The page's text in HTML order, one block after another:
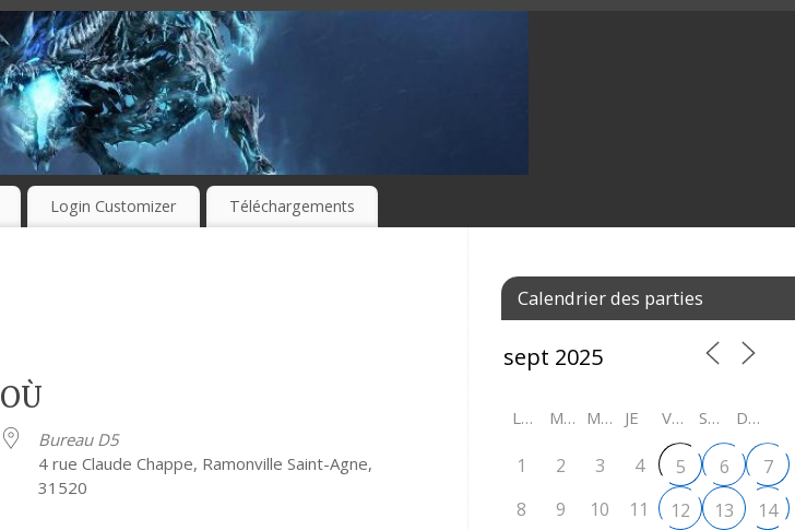
Login Customizer Téléchargements
OÙ
Bureau D5
4 rue Claude Chappe, Ramonville Saint-Agne,
31520
Calendrier des parties
LU MA ME JE VE SA DI
1 2 3 4 5 6
7
8
9 10 11 12 13
14